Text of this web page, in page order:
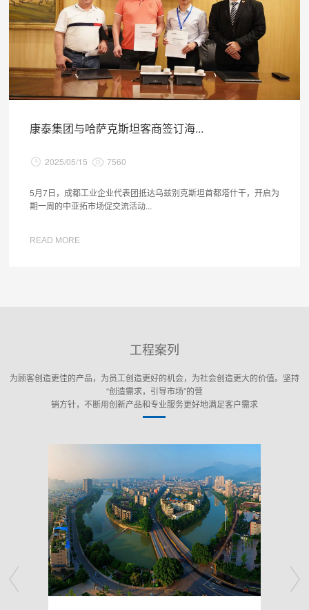
康泰集团与哈萨克斯坦客商签订海...
2025/05/15 7560
5月7日，成都工业企业代表团抵达乌兹别克斯坦首都塔什干，开启为
期一周的中亚拓市场促交流活动...
READ MORE
工程案列
为顾客创造更佳的产品，为员工创造更好的机会，为社会创造更大的价值。坚持
“创造需求，引导市场”的营
销方针，不断用创新产品和专业服务更好地满足客户需求